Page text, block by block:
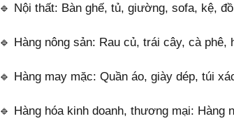
🔹 Nội thất: Bàn ghế, tủ, giường, sofa, kệ,
🔹 Hàng nông sản: Rau củ, trái cây, cà
🔹 Hàng may mặc: Quần áo, giày dép, túi
🔹 Hàng hóa kinh doanh, thương mại: Hàng